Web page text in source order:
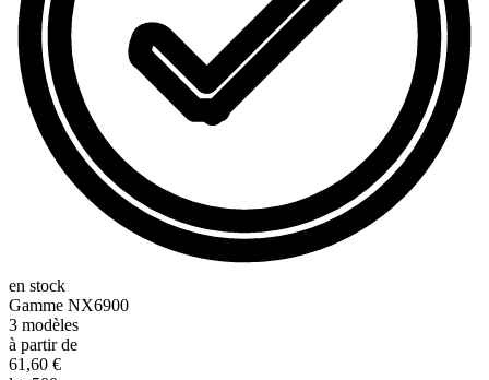
en stock
Gamme NX6900
3 modèles
à partir de
61,60 €